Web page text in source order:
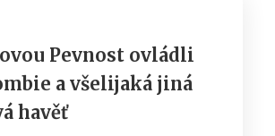
Pevnost ovládli
a všelijaká jiná
havěť